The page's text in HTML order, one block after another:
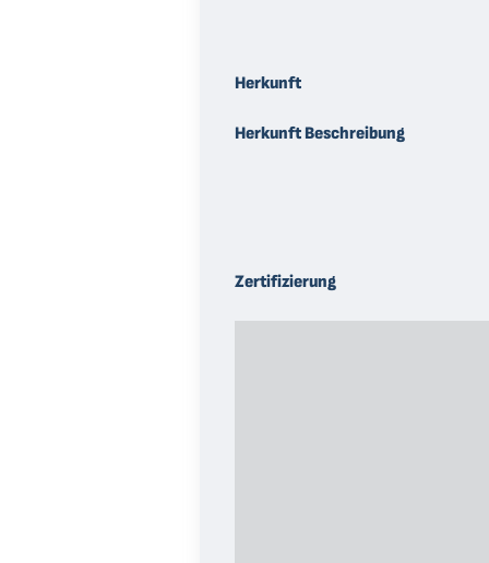
Herkunft
Herkunft Beschreibung
Zertifizierung